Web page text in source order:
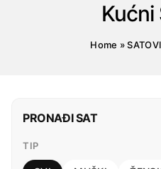
Kućni
Home »SATOVI
PRONAĐI SAT
TIP